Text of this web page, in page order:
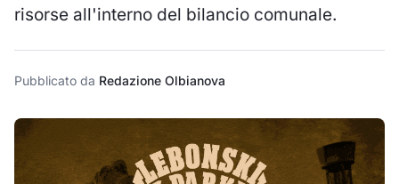
risorse all'interno del bilancio comunale.
Pubblicato da Redazione Olbianova